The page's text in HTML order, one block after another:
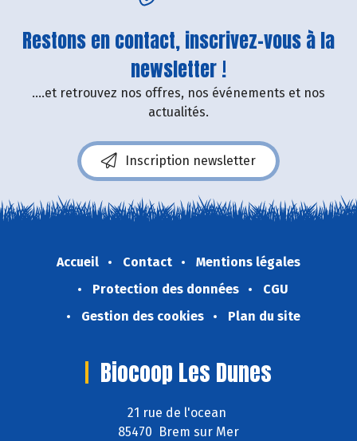
Restons en contact, inscrivez-vous à la
newsletter !
....et retrouvez nos offres, nos événements et nos
actualités.
Inscription newsletter
Accueil Contact
Mentions légales
Protection des données
CGU
Gestion des cookies
Plan du site
Biocoop Les Dunes
21 rue de l'ocean
85470 Brem sur Mer